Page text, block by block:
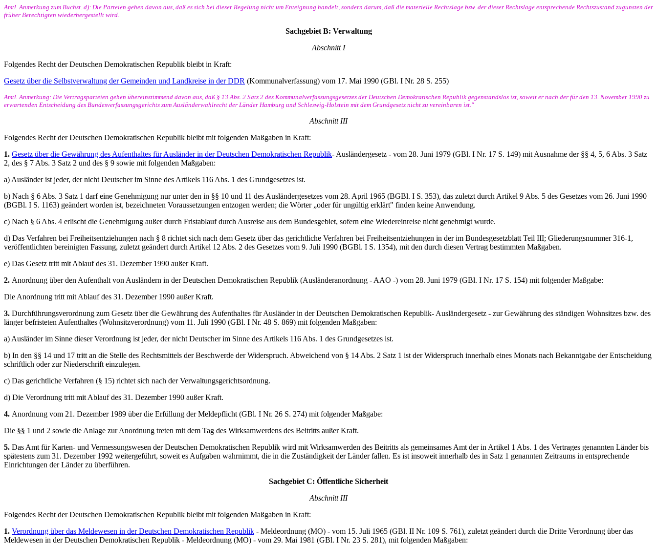
Amtl. Anmerkung zum Buchst. d): Die Parteien gehen davon aus, daß es sich bei dieser Regelung nicht um Enteignung handelt, sondern darum, daß die materielle Rechtslage bzw. der dieser Rechtslage entsprechende Rechtszustand zugunsten der
früher Berechtigten wiederhergestellt wird.
Sachgebiet B: Verwaltung
Abschnitt I
Folgendes Recht der Deutschen Demokratischen Republik bleibt in Kraft:
Gesetz über die Selbstverwaltung der Gemeinden und Landkreise in der DDR (Kommunalverfassung) vom 17. Mai 1990 (GBl. I Nr. 28 S. 255)
Amtl. Anmerkung: Die Vertragsparteien gehen übereinstimmend davon aus, daß § 13 Abs. 2 Satz 2 des Kommunalverfassungsgesetzes der Deutschen Demokratischen Republik gegenstandslos ist, soweit er nach der für den 13. November 1990 zu
erwartenden Entscheidung des Bundesverfassungsgerichts zum Ausländerwahlrecht der Länder Hamburg und Schleswig-Holstein mit dem Grundgesetz nicht zu vereinbaren ist."
Abschnitt III
Folgendes Recht der Deutschen Demokratischen Republik bleibt mit folgenden Maßgaben in Kraft:
1. Gesetz über die Gewährung des Aufenthaltes für Ausländer in der Deutschen Demokratischen Republik- Ausländergesetz - vom 28. Juni 1979 (GBl. I Nr. 17 S. 149) mit Ausnahme der §§ 4, 5, 6 Abs. 3 Satz
2, des § 7 Abs. 3 Satz 2 und des § 9 sowie mit folgenden Maßgaben:
a) Ausländer ist jeder, der nicht Deutscher im Sinne des Artikels 116 Abs. 1 des Grundgesetzes ist.
b) Nach § 6 Abs. 3 Satz 1 darf eine Genehmigung nur unter den in §§ 10 und 11 des Ausländergesetzes vom 28. April 1965 (BGBl. I S. 353), das zuletzt durch Artikel 9 Abs. 5 des Gesetzes vom 26. Juni 1990
(BGBl. I S. 1163) geändert worden ist, bezeichneten Voraussetzungen entzogen werden; die Wörter „oder für ungültig erklärt" finden keine Anwendung.
c) Nach § 6 Abs. 4 erlischt die Genehmigung außer durch Fristablauf durch Ausreise aus dem Bundesgebiet, sofern eine Wiedereinreise nicht genehmigt wurde.
d) Das Verfahren bei Freiheitsentziehungen nach § 8 richtet sich nach dem Gesetz über das gerichtliche Verfahren bei Freiheitsentziehungen in der im Bundesgesetzblatt Teil III; Gliederungsnummer 316-1,
veröffentlichten bereinigten Fassung, zuletzt geändert durch Artikel 12 Abs. 2 des Gesetzes vom 9. Juli 1990 (BGBl. I S. 1354), mit den durch diesen Vertrag bestimmten Maßgaben.
e) Das Gesetz tritt mit Ablauf des 31. Dezember 1990 außer Kraft.
2. Anordnung über den Aufenthalt von Ausländern in der Deutschen Demokratischen Republik (Ausländeranordnung - AAO -) vom 28. Juni 1979 (GBl. I Nr. 17 S. 154) mit folgender Maßgabe:
Die Anordnung tritt mit Ablauf des 31. Dezember 1990 außer Kraft.
3. Durchführungsverordnung zum Gesetz über die Gewährung des Aufenthaltes für Ausländer in der Deutschen Demokratischen Republik- Ausländergesetz - zur Gewährung des ständigen Wohnsitzes bzw. des
länger befristeten Aufenthaltes (Wohnsitzverordnung) vom 11. Juli 1990 (GBl. I Nr. 48 S. 869) mit folgenden Maßgaben:
a) Ausländer im Sinne dieser Verordnung ist jeder, der nicht Deutscher im Sinne des Artikels 116 Abs. 1 des Grundgesetzes ist.
b) In den §§ 14 und 17 tritt an die Stelle des Rechtsmittels der Beschwerde der Widerspruch. Abweichend von § 14 Abs. 2 Satz 1 ist der Widerspruch innerhalb eines Monats nach Bekanntgabe der Entscheidung
schriftlich oder zur Niederschrift einzulegen.
c) Das gerichtliche Verfahren (§ 15) richtet sich nach der Verwaltungsgerichtsordnung.
d) Die Verordnung tritt mit Ablauf des 31. Dezember 1990 außer Kraft.
4. Anordnung vom 21. Dezember 1989 über die Erfüllung der Meldepflicht (GBl. I Nr. 26 S. 274) mit folgender Maßgabe:
Die §§ 1 und 2 sowie die Anlage zur Anordnung treten mit dem Tag des Wirksamwerdens des Beitritts außer Kraft.
5. Das Amt für Karten- und Vermessungswesen der Deutschen Demokratischen Republik wird mit Wirksamwerden des Beitritts als gemeinsames Amt der in Artikel 1 Abs. 1 des Vertrages genannten Länder bis
spätestens zum 31. Dezember 1992 weitergeführt, soweit es Aufgaben wahrnimmt, die in die Zuständigkeit der Länder fallen. Es ist insoweit innerhalb des in Satz 1 genannten Zeitraums in entsprechende
Einrichtungen der Länder zu überführen.
Sachgebiet C: Öffentliche Sicherheit
Abschnitt III
Folgendes Recht der Deutschen Demokratischen Republik bleibt mit folgenden Maßgaben in Kraft:
1. Verordnung über das Meldewesen in der Deutschen Demokratischen Republik - Meldeordnung (MO) - vom 15. Juli 1965 (GBl. II Nr. 109 S. 761), zuletzt geändert durch die Dritte Verordnung über das
Meldewesen in der Deutschen Demokratischen Republik - Meldeordnung (MO) - vom 29. Mai 1981 (GBl. I Nr. 23 S. 281), mit folgenden Maßgaben: